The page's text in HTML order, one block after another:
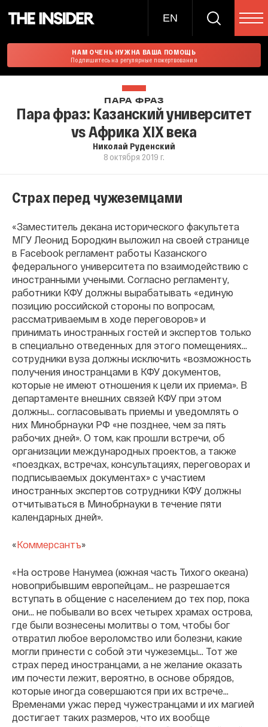
EN
НАМ ОЧЕНЬ НУЖНА ВАША ПОМОЩЬ
Подпишитесь на регулярные пожертвования
ПАРА ФРАЗ
Пара фраз: Казанский университет
vs Африка XIX века
Николай Руденский
8 октября 2019 г.
Страх перед чужеземцами
«Заместитель декана исторического факультета
МГУ Леонид Бородкин выложил на своей странице
в Facebook регламент работы Казанского
федерального университета по взаимодействию с
иностранными учеными. Согласно регламенту,
работники КФУ должны вырабатывать «единую
позицию российской стороны по вопросам,
рассматриваемым в ходе переговоров» и
принимать иностранных гостей и экспертов только
в специально отведенных для этого помещениях…
сотрудники вуза должны исключить «возможность
получения иностранцами в КФУ документов,
которые не имеют отношения к цели их приема». В
департаменте внешних связей КФУ при этом
должны… согласовывать приемы и уведомлять о
них Минобрнауки РФ «не позднее, чем за пять
рабочих дней». О том, как прошли встречи, об
организации международных проектов, а также
«поездках, встречах, консультациях, переговорах и
подписываемых документах» с участием
иностранных экспертов сотрудники КФУ должны
отчитываться в Минобрнауки в течение пяти
календарных дней».
«Коммерсантъ»
«На острове Нанумеа (южная часть Тихого океана)
новоприбывшим европейцам… не разрешается
вступать в общение с населением до тех пор, пока
они… не побывали во всех четырех храмах острова,
где были вознесены молитвы о том, чтобы бог
отвратил любое вероломство или болезни, какие
могли принести с собой эти чужеземцы… Тот же
страх перед иностранцами, а не желание оказать
им почести лежит, вероятно, в основе обрядов,
которые иногда совершаются при их встрече…
Временами ужас перед чужестранцами и их магией
достигает таких размеров, что их вообще